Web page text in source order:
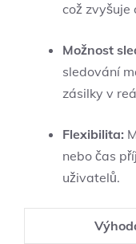
což zvyšuje
Možnost
sledování
zásilky v
Flexibilita:
nebo čas
uživatelů.